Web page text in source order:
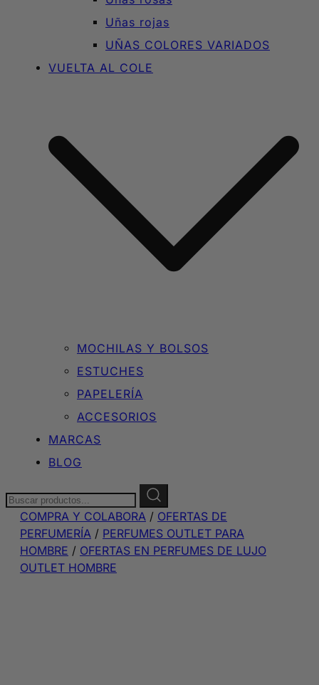
Uñas rojas
UÑAS COLORES VARIADOS
VUELTA AL COLE
MOCHILAS Y BOLSOS
ESTUCHES
PAPELERÍA
ACCESORIOS
MARCAS
BLOG
Buscar:
COMPRA Y COLABORA / OFERTAS DE
PERFUMERÍA / PERFUMES OUTLET PARA
HOMBRE / OFERTAS EN PERFUMES DE LUJO
OUTLET HOMBRE